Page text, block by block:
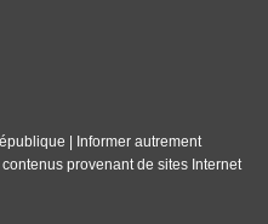
| Informer autrement
provenant de sites Internet